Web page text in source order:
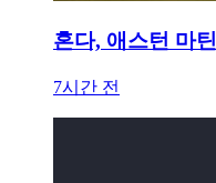
혼다, 애스턴 마
7시간 전